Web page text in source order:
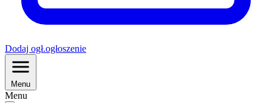
Dodaj ogł.ogłoszenie
Menu
Menu